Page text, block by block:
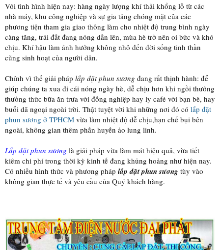
Với tình hình hiện nay: hàng ngày lượng khí thải khổng lồ từ các
nhà máy, khu công nghiệp và sự gia tăng chóng mặt của các
phương tiện tham gia giao thông làm cho nhiệt độ trung bình ngày
càng tăng, trái đất đang nóng dần lên, mùa hè trở nên oi bức và khó
chịu. Khí hậu làm ảnh hưởng không nhỏ đến đời sống tinh thần
cũng sinh hoạt của người dân.
Chính vì thế giải pháp lắp đặt phun sương đang rất thịnh hành: để
giúp chúng ta xua đi cái nóng ngày hè, dễ chịu hơn khi ngồi thưởng
thưởng thức bữa ăn trưa với đồng nghiệp hay ly café với bạn bè, hay
buổi dã ngoại ngoài trời. Thật tuyệt vời khi những nơi đó có lắp đặt
phun sương ở TPHCM vừa làm nhiệt độ dễ chịu,hạn chế bụi bên
ngoài, không gian thêm phần huyền ảo lung linh.
Lắp đặt phun sương là giải pháp vừa làm mát hiệu quả, vừa tiết
kiêm chi phí trong thời kỳ kinh tế đang khủng hoảng như hiện nay.
Có nhiều hình thức và phương pháp lắp đặt phun sương tùy vào
không gian thực tế và yêu cầu của Quý khách hàng.